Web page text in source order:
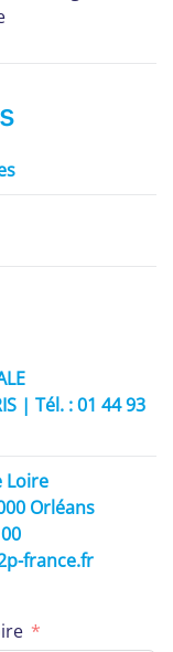
| Tél. : 01 44 93
Loire
Orléans
france.fr